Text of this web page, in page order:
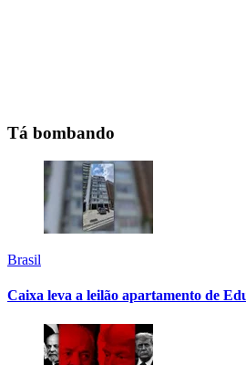
Tá bombando
Brasil
Caixa leva a leilão apartamento de